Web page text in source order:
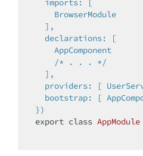
})
export class AppModule